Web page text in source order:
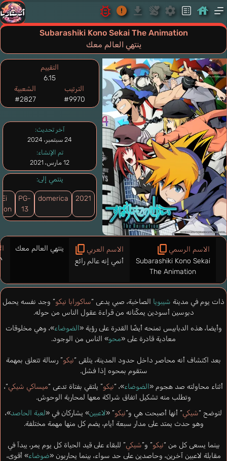
Subarashiki Kono Sekai The Animation
ينتهي العالم معك
آخر تحديث:
24 سبتمبر، 2024
تم الإنشاء:
12 مارس، 2021
ينتمي إلى:
2021
domerica
PG-
13
ذات يوم في مدينة شيبويا الصاخبة، صبي يدعى “ساكورابا نيكو” وجد نفسه يحمل
دبوسين أسودين يمكّنانه من قراءة عقول الناس من حوله.
وأيضا، هذه الدبابيس تمنحه أيضًا القدرة على رؤية «الضوضاء»، وهي مخلوقات
معادية قادرة على «محو» الناس من الوجود.
بعد اكتشاف أنه محاصر داخل حدود المدينة، يتلقى “نيكو” رسالة تتعلق بمهمة
ستقوم بمحوه إذا فشل.
أثناء محاولته صد هجوم «الضوضاء»، “نيكو” يلتقي بفتاة تدعى “ميساكي شيكي“،
وتطلب منه تشكيل اتفاق شراكة معها لمحاربة الوحوش.
لتوضح “شيكي” أنها أصبحت هي و”نيكو” «لاعبين» يشاركان في «لعبة الحاصد»،
وهو حدث يمتد على مدار سبعة أيام، يضم كل منها مهمة مختلفة.
بينما يسعى كل من “نيكو” و”شيكي” للبقاء على قيد الحياة كل يوم يمر، يبدآ في
مقابلة لاعبين آخرين، وحاصدين على حد سواء، بينما يحاربون «ضوضاء» أقوى،
الاسم الرسمي
Subarashiki Kono Sekai
The Animation
الاسم العربي
أنمي إنه عالم رائع
ينتهي العالم معك
التقييم
6.15
الترتيب
#9970
الشعبية
#2827